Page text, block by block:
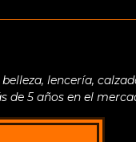
lencería,
de 5 años en el